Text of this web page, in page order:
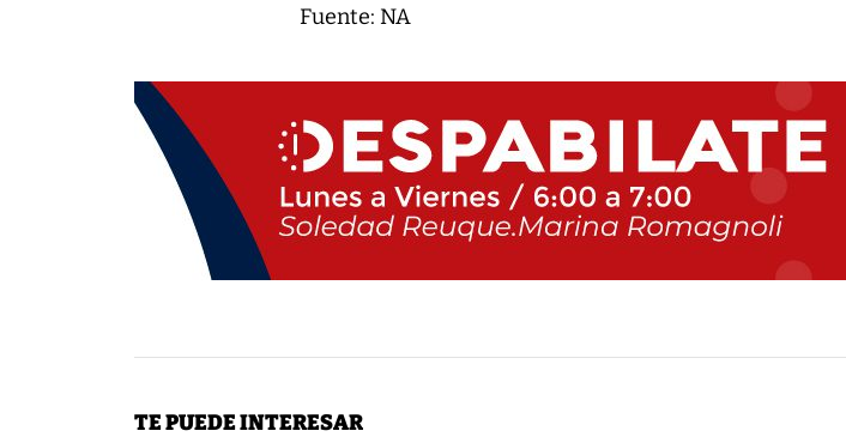
Fuente: NA
TE PUEDE INTERESAR